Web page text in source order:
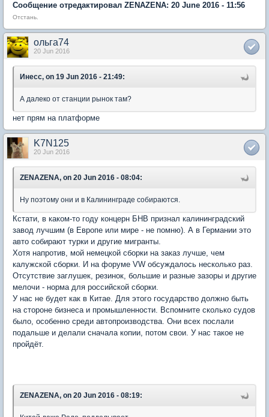
Сообщение отредактировал ZENAZENA: 20 June 2016 - 11:56
Отстань.
ольга74
20 Jun 2016
Инесс, on 19 Jun 2016 - 21:49:
А далеко от станции рынок там?
нет прям на платформе
K7N125
20 Jun 2016
ZENAZENA, on 20 Jun 2016 - 08:04:
Ну поэтому они и в Калининграде собираются.
Кстати, в каком-то году концерн БНВ признал калининградский
завод лучшим (в Европе или мире - не помню). А в Германии это
авто собирают турки и другие мигранты.
Хотя напротив, мой немецкой сборки на заказ лучше, чем
калужской сборки. И на форуме VW обсуждалось несколько раз.
Отсутствие заглушек, резинок, большие и разные зазоры и другие
мелочи - норма для российской сборки.
У нас не будет как в Китае. Для этого государство должно быть
на стороне бизнеса и промышленности. Вспомните сколько судов
было, особенно среди автопроизводства. Они всех послали
подальше и делали сначала копии, потом свои. У нас такое не
пройдёт.
ZENAZENA, on 20 Jun 2016 - 08:19: